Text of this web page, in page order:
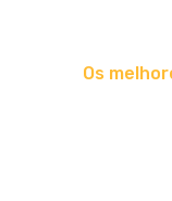
Os